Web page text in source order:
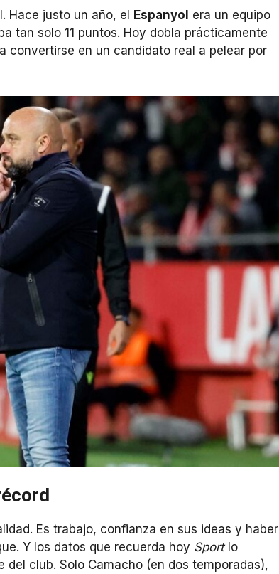
Hace justo un año, el Espanyol era un equipo
tan solo 11 puntos. Hoy dobla prácticamente
convertirse en un candidato real a pelear por
Es trabajo, confianza en sus ideas y haber
Y los datos que recuerda hoy Sportlo
club. Solo Camacho (en dos temporadas),